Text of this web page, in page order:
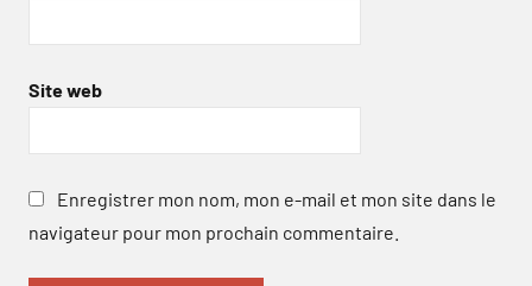
Site web
Enregistrer mon nom, mon e-mail et mon site dans le
navigateur pour mon prochain commentaire.